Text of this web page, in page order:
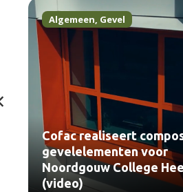
Algemeen, Gevel
Cofac realiseert
gevelelementen voor
Noordgouw College
(video)